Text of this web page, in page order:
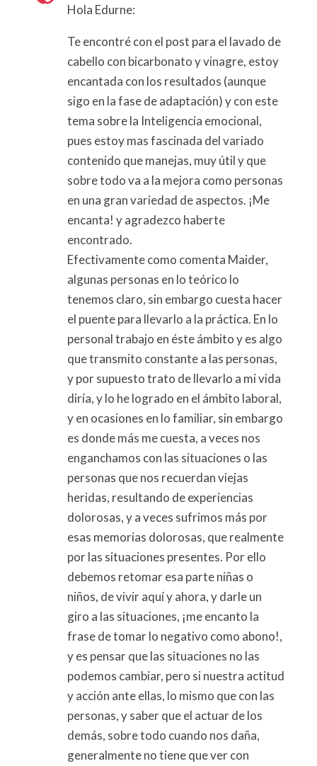
Hola Edurne:
Te encontré con el post para el lavado de
cabello con bicarbonato y vinagre, estoy
encantada con los resultados (aunque
sigo en la fase de adaptación) y con este
tema sobre la Inteligencia emocional,
pues estoy mas fascinada del variado
contenido que manejas, muy útil y que
sobre todo va a la mejora como personas
en una gran variedad de aspectos. ¡Me
encanta! y agradezco haberte
encontrado.
Efectivamente como comenta Maider,
algunas personas en lo teórico lo
tenemos claro, sin embargo cuesta hacer
el puente para llevarlo a la práctica. En lo
personal trabajo en éste ámbito y es algo
que transmito constante a las personas,
y por supuesto trato de llevarlo a mi vida
diría, y lo he logrado en el ámbito laboral,
y en ocasiones en lo familiar, sin embargo
es donde más me cuesta, a veces nos
enganchamos con las situaciones o las
personas que nos recuerdan viejas
heridas, resultando de experiencias
dolorosas, y a veces sufrimos más por
esas memorias dolorosas, que realmente
por las situaciones presentes. Por ello
debemos retomar esa parte niñas o
niños, de vivir aquí y ahora, y darle un
giro a las situaciones, ¡me encanto la
frase de tomar lo negativo como abono!,
y es pensar que las situaciones no las
podemos cambiar, pero si nuestra actitud
y acción ante ellas, lo mismo que con las
personas, y saber que el actuar de los
demás, sobre todo cuando nos daña,
generalmente no tiene que ver con